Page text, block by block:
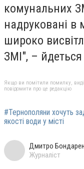
комунальних
надруковані в
широко
ЗМІ", – йдеться
Якщо ви помітили помилку,
повідомити про це редакцію
#Тернополяни хочуть
якості води у місті
Дмитро
Журналіст